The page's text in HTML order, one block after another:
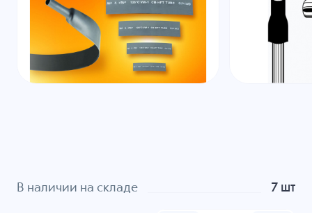
В наличии на складе 7 шт